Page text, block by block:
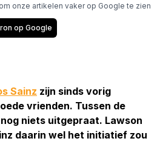
onze artikelen vaker op Google te zien
op Google
Sainz zijn sinds vorig
vrienden. Tussen de
niets uitgepraat. Lawson
daarin wel het initiatief zou